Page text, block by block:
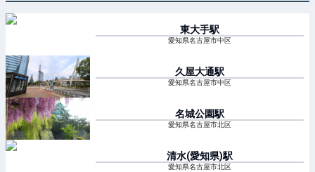
東大手駅
愛知県名古屋市中区
久屋大通駅
愛知県名古屋市中区
名城公園駅
愛知県名古屋市北区
清水(愛知県)駅
愛知県名古屋市北区